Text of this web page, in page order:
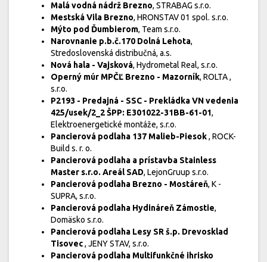
Malá vodná nádrž Brezno, STRABAG s.r.o.
Mestská Vila Brezno, HRONSTAV 01 spol. s.r.o.
Mýto pod Ďumbierom, Team s.r.o.
Narovnanie p.b.č.170 Dolná Lehota,
Stredoslovenská distribučná, a.s.
Nová hala - Vajsková, Hydrometal Real, s.r.o.
Operný múr MPČĽ Brezno - Mazorník, ROLTA ,
s.r.o.
P2193 - Predajná - SSC - Prekládka VN vedenia
425/usek/2_2 ŠPP: E301022-31BB-61-01,
Elektroenergetické montáže, s.r.o.
Pancierová podlaha 137 Malieb-Piesok, ROCK-
Build s. r. o.
Pancierová podlaha a prístavba Stainless
Master s.r.o. Areál SAD, LejonGruup s.r.o.
Pancierová podlaha Brezno - Mostáreň, K -
SUPRA, s.r.o.
Pancierová podlaha Hydináreň Zámostie,
Domäsko s.r.o.
Pancierová podlaha Lesy SR š.p. Drevosklad
Tisovec, JENY STAV, s.r.o.
Pancierová podlaha Multifunkčné ihrisko